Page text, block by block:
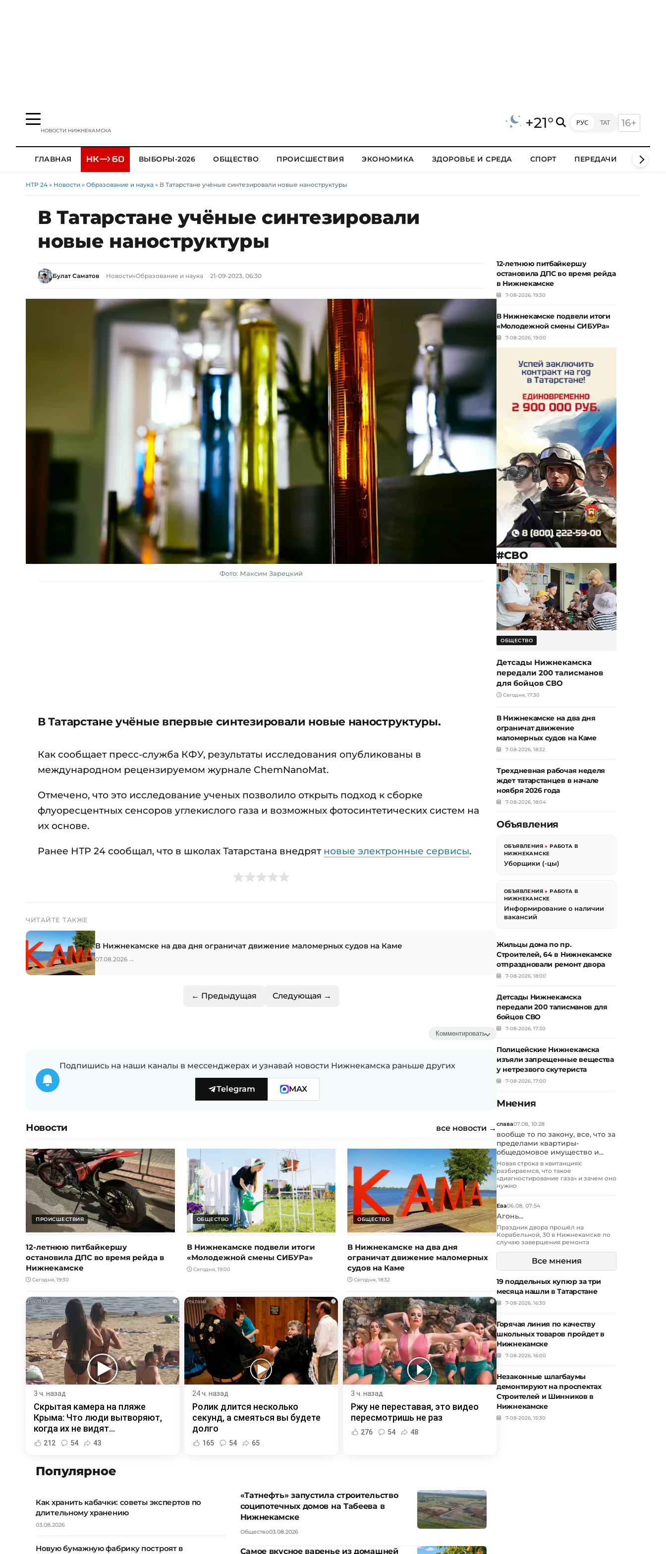
НОВОСТИ НИЖНЕКАМСКА +21° РУС ТАТ 16+
ГЛАВНАЯ ВЫБОРЫ-2026 ОБЩЕСТВО ПРОИСШЕСТВИЯ ЭКОНОМИКА ЗДОРОВЬЕ И СРЕДА СПОРТ ПЕРЕДАЧИ КЛИПЫ
НТР 24 » Новости » Образование и наука » В Татарстане учёные синтезировали новые наноструктуры
В Татарстане учёные синтезировали
новые наноструктуры
Булат Саматов Новости»Образование и наука 21-09-2023, 06:30
Фото: Максим Зарецкий
В Татарстане учёные впервые синтезировали новые наноструктуры.
Как сообщает пресс-служба КФУ, результаты исследования опубликованы в
международном рецензируемом журнале ChemNanoMat.
Отмечено, что это исследование ученых позволило открыть подход к сборке
флуоресцентных сенсоров углекислого газа и возможных фотосинтетических систем на
их основе.
Ранее НТР 24 сообщал, что в школах Татарстана внедрят новые электронные сервисы.
ЧИТАЙТЕ ТАКЖЕ
В Нижнекамске на два дня ограничат движение маломерных судов на Каме
07.08.2026 →
← Предыдущая Следующая →
Комментировать
Подпишись на наши каналы в мессенджерах и узнавай новости Нижнекамска раньше других
Telegram MAX
Новости все новости →
ПРОИСШЕСТВИЯ
12-летнюю питбайкершу
остановила ДПС во время рейда в
Нижнекамске
Сегодня, 19:30
ОБЩЕСТВО
В Нижнекамске подвели итоги
«Молодежной смены СИБУРа»
Сегодня, 19:00
ОБЩЕСТВО
В Нижнекамске на два дня
ограничат движение маломерных
судов на Каме
Сегодня, 18:32
i
3 ч. назад
Скрытая камера на пляже
Крыма: Что люди вытворяют,
когда их не видят...
212 54 43
i
24 ч. назад
Ролик длится несколько
секунд, а смеяться вы будете
долго
165 54 65
i
3 ч. назад
Ржу не переставая, это видео
пересмотришь не раз
276 54 48
Популярное
Как хранить кабачки: советы экспертов по
длительному хранению
03.08.2026
Новую бумажную фабрику построят в
«Татнефть» запустила строительство
соципотечных домов на Табеева в
Нижнекамске
Общество03.08.2026
Самое вкусное варенье из домашней
12-летнюю питбайкершу
остановила ДПС во время рейда
в Нижнекамске
7-08-2026, 19:30
В Нижнекамске подвели итоги
«Молодежной смены СИБУРа»
7-08-2026, 19:00
#СВО
ОБЩЕСТВО
Детсады Нижнекамска
передали 200 талисманов
для бойцов СВО
Сегодня, 17:30
В Нижнекамске на два дня
ограничат движение
маломерных судов на Каме
7-08-2026, 18:32
Трехдневная рабочая неделя
ждет татарстанцев в начале
ноября 2026 года
7-08-2026, 18:04
Объявления
ОБЪЯВЛЕНИЯ »РАБОТА В
НИЖНЕКАМСКЕ
Уборщики (-цы)
ОБЪЯВЛЕНИЯ »РАБОТА В
НИЖНЕКАМСКЕ
Информирование о наличии
вакансий
Жильцы дома по пр.
Строителей, 64 в Нижнекамске
отпраздновали ремонт двора
7-08-2026, 18:00
Детсады Нижнекамска
передали 200 талисманов для
бойцов СВО
7-08-2026, 17:30
Полицейские Нижнекамска
изъяли запрещенные вещества
у нетрезвого скутериста
7-08-2026, 17:00
Мнения
слава07.08, 10:28
вообще то по закону, все, что за
пределами квартиры-
общедомовое имущество и...
Новая строка в квитанциях:
разбираемся, что такое
«диагностирование газа» и зачем оно
нужно
Ева06.08, 07:54
Агонь...
Праздник двора прошёл на
Корабельной, 30 в Нижнекамске по
случаю завершения ремонта
Все мнения
19 поддельных купюр за три
месяца нашли в Татарстане
7-08-2026, 16:30
Горячая линия по качеству
школьных товаров пройдет в
Нижнекамске
7-08-2026, 16:00
Незаконные шлагбаумы
демонтируют на проспектах
Строителей и Шинников в
Нижнекамске
7-08-2026, 15:30